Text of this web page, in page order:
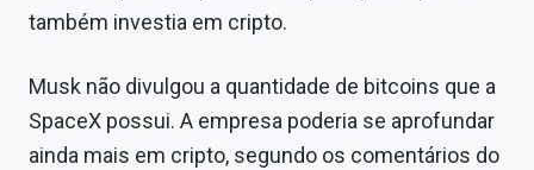
também investia em cripto.
Musk não divulgou a quantidade de bitcoins que a
SpaceX possui. A empresa poderia se aprofundar
ainda mais em cripto, segundo os comentários do